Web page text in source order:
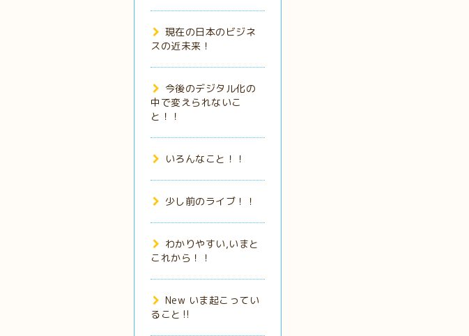
現在の日本のビジネ
スの近未来！
今後のデジタル化の
中で変えられないこ
と！！
いろんなこと！！
少し前のライブ！！
わかりやすい,いまと
これから！！
New いま起こってい
ること‼️